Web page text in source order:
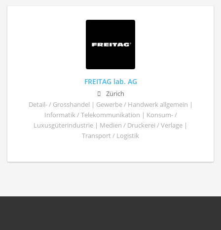
FREITAG lab. AG
Zürich
Detail- / Grosshandel | Gewerbe / Handwerk allgemein |
Informatik / Telekommunikation | Konsum- /
Luxusgüterindustrie | Medien / Druckerei / Verlage |
Transport / Logistik